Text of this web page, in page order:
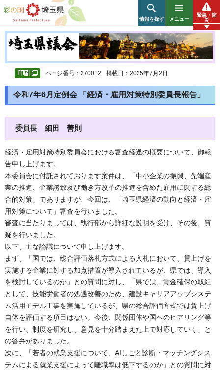
彩の国 埼玉県
情報を探す メニュー
緊急・防
災
ページ番号：270012 掲載日：2025年7月2日
令和7年6月定例会 「経済・雇用対策特別委員長報告」
委員長 細田 善則
経済・雇用対策特別委員会における審査経過の概要について、御報
告申し上げます。
本委員会に付託されております案件は、「中小企業の振興、先端産
業の推進、企業誘致及び働き方改革の推進を含めた雇用に関する総
合的対策」でありますが、今回は、「埼玉県経済の動向と経済・雇
用対策について」審査を行いました。
審査に当たりましては、執行部から詳細な説明を受け、その後、質
疑を行いました。
以下、主な論議について申し上げます。
まず、「国では、総合評価落札方式による入札において、賃上げを
実施する企業に対する加点措置が導入されているが、県では、導入
を検討しているのか」との質問に対し、「県では、賃金確保の取組
として、技能労働者の処遇改善のため、建設キャリアアップシステ
ム活用モデル工事を実施しているが、県の総合評価方式では賃上げ
自体を評価する項目はない。今後、関係団体や国へのヒアリング等
を行い、制度を研究し、意見を十分踏まえた上で対応していく」と
の答弁がありました。
次に、「若者の就業支援について、AIしごと診断・マッチングシス
テムによる就業支援によって離職率は低下するのか」との質問に対